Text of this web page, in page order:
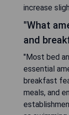
increase
"What
and
"Most bed
essential
breakfast
meals, and